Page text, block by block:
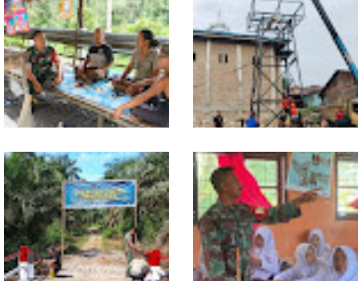
Lewat Komsos di Warung
Kopi, Babinsa Bangun Sinergi
dan Kekompakan Warga
Progres TNI AD Manunggal Air
Dikebut, Babinsa dan Warga
Dirikan Tower Polytank di
Belegen Mulia